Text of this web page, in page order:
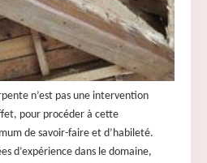
n’est pas une intervention
pour procéder à cette
de savoir-faire et d’habileté.
d’expérience dans le domaine,